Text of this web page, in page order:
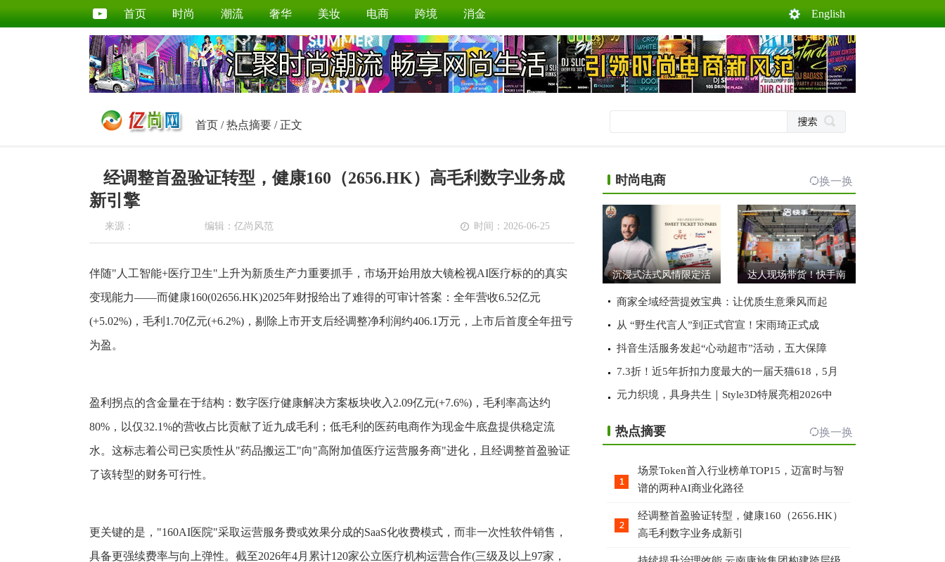
首页 时尚 潮流 奢华 美妆 电商 跨境 消金 English
首页 /热点摘要 / 正文
经调整首盈验证转型，健康160（2656.HK）高毛利数字业务成
新引擎
来源： 编辑：亿尚风范 时间：2026-06-25
伴随"人工智能+医疗卫生"上升为新质生产力重要抓手，市场开始用放大镜检视AI医疗标的的真实
变现能力——而健康160(02656.HK)2025年财报给出了难得的可审计答案：全年营收6.52亿元
(+5.02%)，毛利1.70亿元(+6.2%)，剔除上市开支后经调整净利润约406.1万元，上市后首度全年扭亏
为盈。
盈利拐点的含金量在于结构：数字医疗健康解决方案板块收入2.09亿元(+7.6%)，毛利率高达约
80%，以仅32.1%的营收占比贡献了近九成毛利；低毛利的医药电商作为现金牛底盘提供稳定流
水。这标志着公司已实质性从"药品搬运工"向"高附加值医疗运营服务商"进化，且经调整首盈验证
了该转型的财务可行性。
更关键的是，"160AI医院"采取运营服务费或效果分成的SaaS化收费模式，而非一次性软件销售，
具备更强续费率与向上弹性。截至2026年4月累计120家公立医疗机构运营合作(三级及以上97家，
时尚电商 换一换
沉浸式法式风情限定活 达人现场带货！快手南
商家全域经营提效宝典：让优质生意乘风而起
从 “野生代言人”到正式官宣！宋雨琦正式成
抖音生活服务发起“心动超市”活动，五大保障
7.3折！近5年折扣力度最大的一届天猫618，5月
元力织境，具身共生｜Style3D特展亮相2026中
热点摘要 换一换
场景Token首入行业榜单TOP15，迈富时与智
谱的两种AI商业化路径
经调整首盈验证转型，健康160（2656.HK）
高毛利数字业务成新引